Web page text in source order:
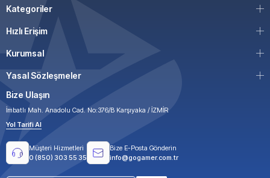
Kategoriler
Hızlı Erişim
Kurumsal
Yasal Sözleşmeler
Bize Ulaşın
İmbatlı Mah. Anadolu Cad. No:376/B Karşıyaka / İZMİR
Yol Tarifi Al
Müşteri Hizmetleri
0 (850) 303 55 35
Bize E-Posta Gönderin
info@gogamer.com.tr